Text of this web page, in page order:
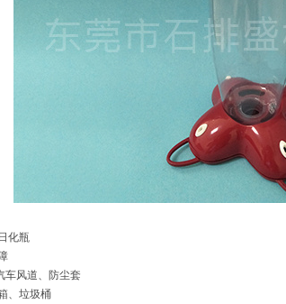
化瓶
车风道、防尘套
、垃圾桶